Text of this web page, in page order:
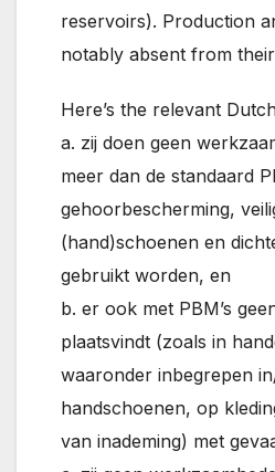
reservoirs). Production
notably absent from
Here’s the relevant
a. zij doen geen
meer dan de standaard
gehoorbescherming,
(hand)schoenen en
gebruikt worden, en
b. er ook met PBM’s
plaatsvindt (zoals in
waaronder inbegrepen
handschoenen, op
van inademing) met